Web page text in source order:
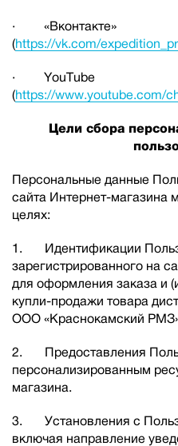
· «Вконтакте»
(https://vk.com/
· YouTube
(https://www.youtube.com/
Цели сбора
Персональные данные
сайта Интернет-магазина
целях:
1. Идентификации
зарегистрированного на
для оформления заказа и
купли-продажи товара
ООО «Краснокамский
2. Предоставления
персонализированным
магазина.
3. Установления с
включая направление